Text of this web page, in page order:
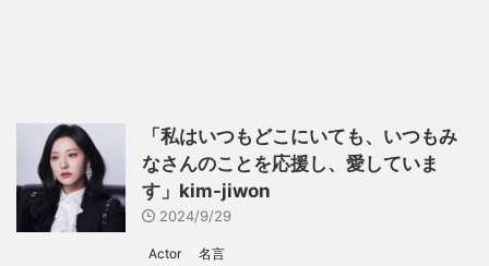
「私はいつもどこにいても、いつもみ
なさんのことを応援し、愛していま
す」kim-jiwon
2024/9/29
Actor 名言